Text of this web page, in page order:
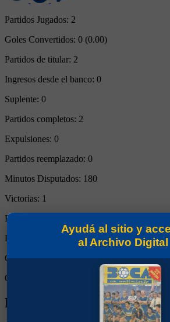
Partidos Jugados: 2
Goles Convertidos: 0 (0.00)
Partidos de titular: 2
Ingresos desde el banco: 0
Suplente: 0
Partidos completos: 2
Expulsiones: 0
Partidos reemplazado: 0
Minutos Disputados: 180
Victorias: 1
Empates:
Derrotas:
Goles de Boca:7
Goles rivales:
Biografía de Felipe Antonio
Ayudá al sitio y
al Archivo Digital